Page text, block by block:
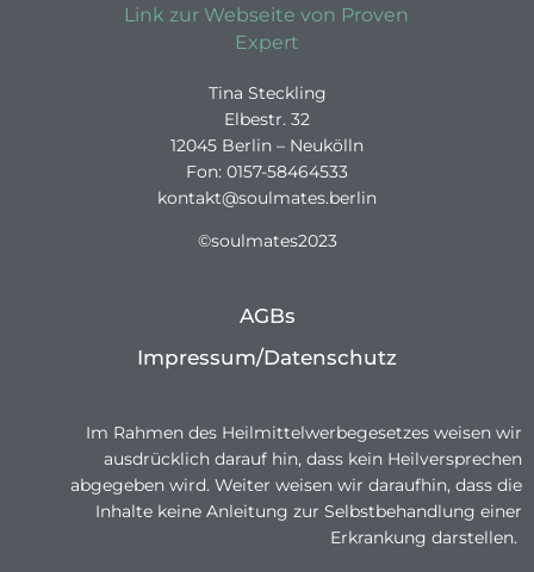
Tina Steckling
Elbestr. 32
12045 Berlin – Neukölln
Fon: 0157-58464533
kontakt@soulmates.berlin
©soulmates2023
AGBs
Impressum/Datenschutz
Im Rahmen des Heilmittelwerbegesetzes weisen wir
ausdrücklich darauf hin, dass kein Heilversprechen
abgegeben wird. Weiter weisen wir daraufhin, dass die
Inhalte keine Anleitung zur Selbstbehandlung einer
Erkrankung darstellen.